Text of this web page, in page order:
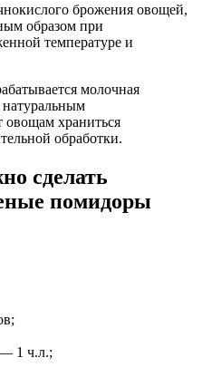
брожения овощей,
образом при
температуре и
молочная
натуральным
овощам храниться
обработки.
сделать
помидоры
1 ч.л.;